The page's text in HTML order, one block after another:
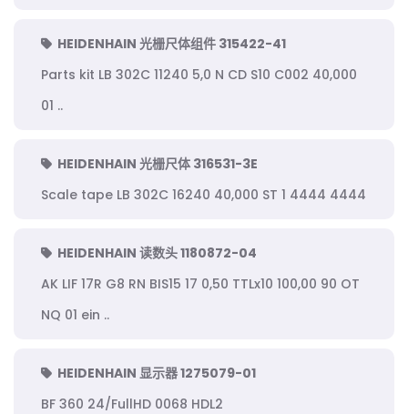
HEIDENHAIN 光栅尺体组件 315422-41
Parts kit LB 302C 11240 5,0 N CD S10 C002 40,000
01 ..
HEIDENHAIN 光栅尺体 316531-3E
Scale tape LB 302C 16240 40,000 ST 1 4444 4444
HEIDENHAIN 读数头 1180872-04
AK LIF 17R G8 RN BIS15 17 0,50 TTLx10 100,00 90 OT
NQ 01 ein ..
HEIDENHAIN 显示器 1275079-01
BF 360 24/FullHD 0068 HDL2